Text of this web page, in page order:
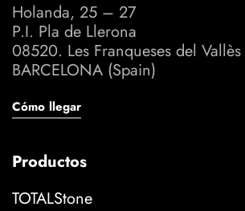
Holanda, 25 – 27
P.I. Pla de Llerona
08520. Les Franqueses del Vallès
BARCELONA (Spain)
Cómo llegar
Productos
TOTALStone